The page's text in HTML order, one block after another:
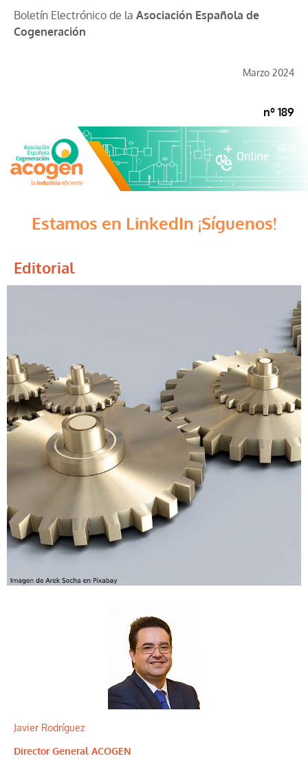
Boletín Electrónico de la Asociación Española de
Cogeneración
Marzo 2024
nº 189
Estamos en LinkedIn ¡Síguenos!
Editorial
Javier Rodríguez
Director General ACOGEN